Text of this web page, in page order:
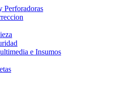
Perforadoras
e Insumos